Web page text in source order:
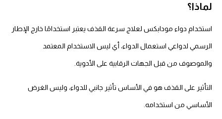
لماذا؟
استخدام دواء مودابكس لعلاج سرعة القذف يعتبر استخدامًا خارج الإطار
الرسمي لدواعي استعمال الدواء، أي ليس الاستخدام المعتمد
والموصوف من قبل الجهات الرقابية على الأدوية.
التأثير على القذف هو في الأساس تأثير جانبي للدواء، وليس الغرض
الأساسي من استخدامه.